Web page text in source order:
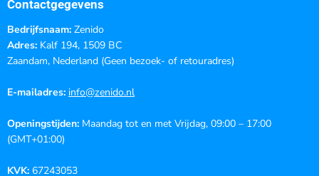
Contactgegevens
Bedrijfsnaam: Zenido
Adres: Kalf 194, 1509 BC
Zaandam, Nederland (Geen bezoek- of retouradres)
E-mailadres: info@zenido.nl
Openingstijden: Maandag tot en met Vrijdag, 09:00 – 17:00
(GMT+01:00)
KVK: 67243053